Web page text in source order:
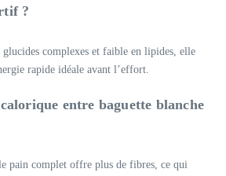
?
glucides complexes et faible en lipides, elle
rapide idéale avant l’effort.
entre baguette blanche
pain complet offre plus de fibres, ce qui